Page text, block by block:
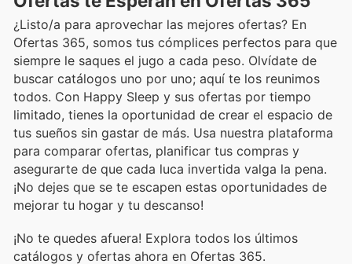
¿Listo/a para aprovechar las mejores ofertas? En
Ofertas 365, somos tus cómplices perfectos para que
siempre le saques el jugo a cada peso. Olvídate de
buscar catálogos uno por uno; aquí te los reunimos
todos. Con Happy Sleep y sus ofertas por tiempo
limitado, tienes la oportunidad de crear el espacio de
tus sueños sin gastar de más. Usa nuestra plataforma
para comparar ofertas, planificar tus compras y
asegurarte de que cada luca invertida valga la pena.
¡No dejes que se te escapen estas oportunidades de
mejorar tu hogar y tu descanso!
¡No te quedes afuera! Explora todos los últimos
catálogos y ofertas ahora en Ofertas 365.